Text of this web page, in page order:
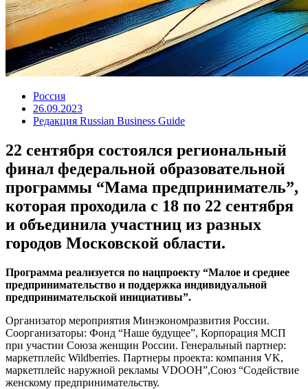
Россия
26.09.2023
Редакция Russian Business Guide
22 сентября состоялся региональный
финал федеральной образовательной
программы “Мама предприниматель”,
которая проходила с 18 по 22 сентября
и объединила участниц из разных
городов Московской области.
Программа реализуется по нацпроекту “Малое и среднее
предпринимательство и поддержка индивидуальной
предпринимательской инициативы”.
Организатор мероприятия Минэкономразвития России.
Соорганизаторы: Фонд “Наше будущее”, Корпорация МСП
при участии Союза женщин России. Генеральный партнер:
маркетплейс Wildberries. Партнеры проекта: компания VK,
маркетплейс наружной рекламы VDOOH”,Союз “Содействие
женскому предпринимательству.